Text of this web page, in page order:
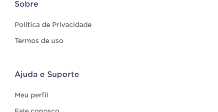
Sobre
Política de Privacidade
Termos de uso
Ajuda e Suporte
Meu perfil